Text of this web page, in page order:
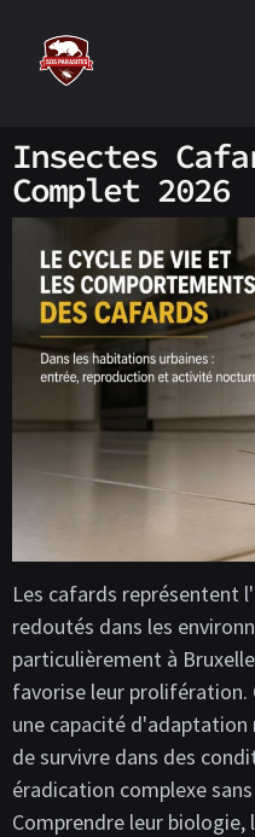
Insectes
Complet 2026
Les cafards représentent
redoutés dans les
particulièrement à
favorise leur prolifération.
une capacité
de survivre dans des
éradication complexe
Comprendre leur biologie,